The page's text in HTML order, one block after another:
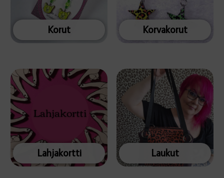
Korut Korvakorut
Lahjakortti Laukut